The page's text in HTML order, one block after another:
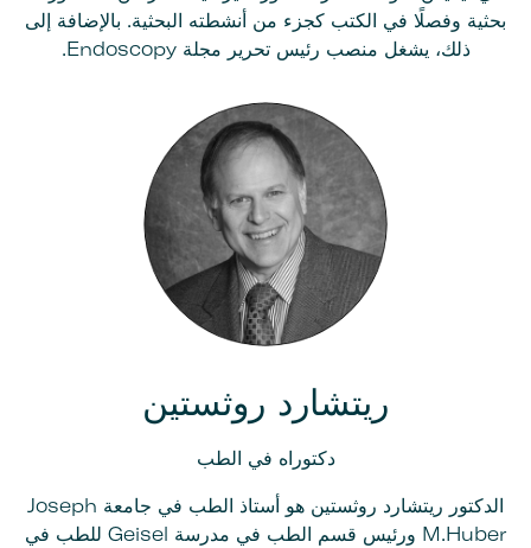
بحثية وفصلًا في الكتب كجزء من أنشطته البحثية. بالإضافة إلى
ذلك، يشغل منصب رئيس تحرير مجلة Endoscopy.
ريتشارد روثستين
دكتوراه في الطب
الدكتور ريتشارد روثستين هو أستاذ الطب في جامعة Joseph
M.Huber ورئيس قسم الطب في مدرسة Geisel للطب في